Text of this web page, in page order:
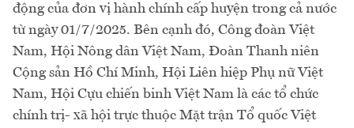
động của đơn vị hành chính cấp huyện trong cả nước
từ ngày 01/7/2025. Bên cạnh đó, Công đoàn Việt
Nam, Hội Nông dân Việt Nam, Đoàn Thanh niên
Cộng sản Hồ Chí Minh, Hội Liên hiệp Phụ nữ Việt
Nam, Hội Cựu chiến binh Việt Nam là các tổ chức
chính trị- xã hội trực thuộc Mặt trận Tổ quốc Việt